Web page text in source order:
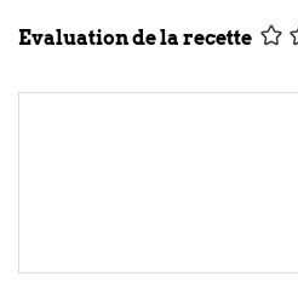
Evaluation de la recette